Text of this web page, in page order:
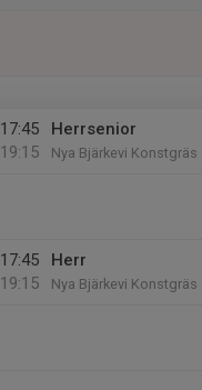
17:45
19:15
Herrsenior
Nya Bjärkevi Konstgräs
17:45
19:15
Herr
Nya Bjärkevi Konstgräs